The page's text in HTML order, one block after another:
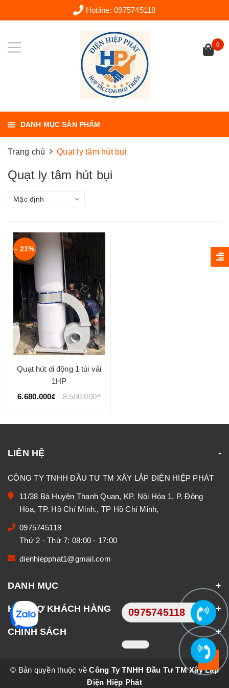
Hotline:0975745118
0
DANH MỤC SẢN PHẨM
Trang chủ Quạt ly tâm hút bụi
Quạt ly tâm hút bụi
Mặc định
- 21%
Quạt hút di động 1 túi vải
1HP
6.680.000₫
8.500.000₫
LIÊN HỆ
CÔNG TY TNHH ĐẦU TƯ TM XÂY LẮP ĐIỆN HIỆP PHÁT
11/38 Bà Huyện Thanh Quan, KP. Nội Hóa 1, P. Đông
Hòa, TP. Hồ Chí Minh., TP Hồ Chí Minh,
0975745118
Thứ 2 - Thứ 7: 08:00 - 17:00
dienhiepphat1@gmail.com
DANH MỤC
HỖ TRỢ KHÁCH HÀNG
CHÍNH SÁCH
© Bản quyền thuộc vềCông Ty TNHH Đầu Tư TM Xây Lắp
Điện Hiệp Phát
0975745118